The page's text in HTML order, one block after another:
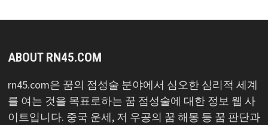
ABOUT RN45.COM
rn45.com은 꿈의 점성술 분야에서 심오한 심리적 세계
를 여는 것을 목표로하는 꿈 점성술에 대한 정보 웹 사
이트입니다. 중국 운세, 저 우공의 꿈 해몽 등 꿈 판단과